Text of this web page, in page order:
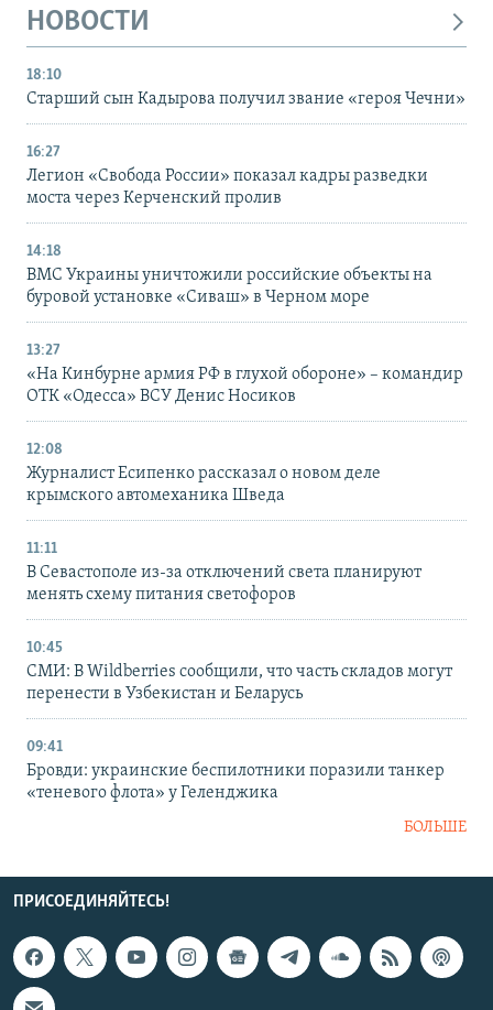
НОВОСТИ
18:10
Старший сын Кадырова получил звание «героя Чечни»
16:27
Легион «Свобода России» показал кадры разведки
моста через Керченский пролив
14:18
ВМС Украины уничтожили российские объекты на
буровой установке «Сиваш» в Черном море
13:27
«На Кинбурне армия РФ в глухой обороне» – командир
ОТК «Одесса» ВСУ Денис Носиков
12:08
Журналист Есипенко рассказал о новом деле
крымского автомеханика Шведа
11:11
В Севастополе из-за отключений света планируют
менять схему питания светофоров
10:45
СМИ: В Wildberries сообщили, что часть складов могут
перенести в Узбекистан и Беларусь
09:41
Бровди: украинские беспилотники поразили танкер
«теневого флота» у Геленджика
БОЛЬШЕ
ПРИСОЕДИНЯЙТЕСЬ!